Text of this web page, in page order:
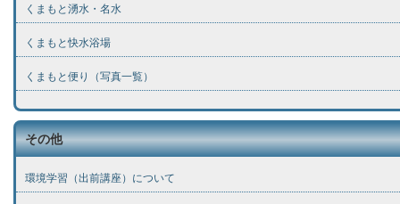
くまもと湧水・名水
くまもと快水浴場
くまもと便り（写真一覧）
その他
環境学習（出前講座）について